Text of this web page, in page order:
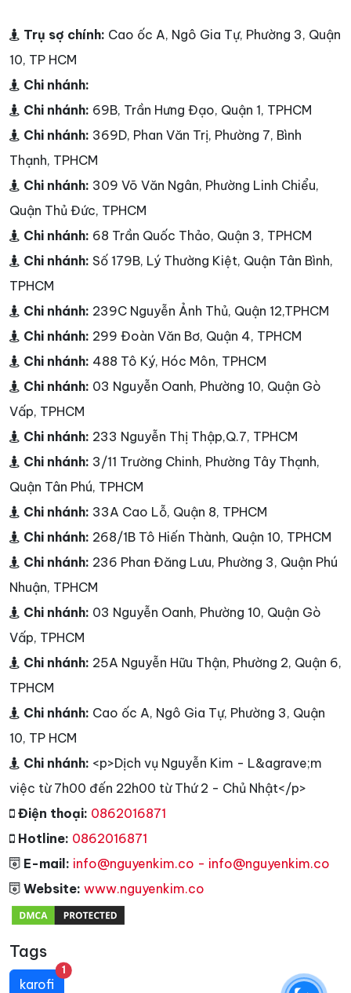
Trụ sợ chính: Cao ốc A, Ngô Gia Tự, Phường 3, Quận
10, TP HCM
Chi nhánh:
Chi nhánh: 69B, Trần Hưng Đạo, Quận 1, TPHCM
Chi nhánh: 369D, Phan Văn Trị, Phường 7, Bình
Thạnh, TPHCM
Chi nhánh: 309 Võ Văn Ngân, Phường Linh Chiểu,
Quận Thủ Đức, TPHCM
Chi nhánh: 68 Trần Quốc Thảo, Quận 3, TPHCM
Chi nhánh: Số 179B, Lý Thường Kiệt, Quận Tân Bình,
TPHCM
Chi nhánh: 239C Nguyễn Ảnh Thủ, Quận 12,TPHCM
Chi nhánh: 299 Đoàn Văn Bơ, Quận 4, TPHCM
Chi nhánh: 488 Tô Ký, Hóc Môn, TPHCM
Chi nhánh: 03 Nguyễn Oanh, Phường 10, Quận Gò
Vấp, TPHCM
Chi nhánh: 233 Nguyễn Thị Thập,Q.7, TPHCM
Chi nhánh: 3/11 Trường Chinh, Phường Tây Thạnh,
Quận Tân Phú, TPHCM
Chi nhánh: 33A Cao Lỗ, Quận 8, TPHCM
Chi nhánh: 268/1B Tô Hiến Thành, Quận 10, TPHCM
Chi nhánh: 236 Phan Đăng Lưu, Phường 3, Quận Phú
Nhuận, TPHCM
Chi nhánh: 03 Nguyễn Oanh, Phường 10, Quận Gò
Vấp, TPHCM
Chi nhánh: 25A Nguyễn Hữu Thận, Phường 2, Quận 6,
TPHCM
Chi nhánh: Cao ốc A, Ngô Gia Tự, Phường 3, Quận
10, TP HCM
Chi nhánh: <p>Dịch vụ Nguyễn Kim - L&agrave;m
việc từ 7h00 đến 22h00 từ Thứ 2 - Chủ Nhật</p>
Điện thoại: 0862016871
Hotline: 0862016871
E-mail: info@nguyenkim.co - info@nguyenkim.co
Website: www.nguyenkim.co
Tags
karofi
1unread messages